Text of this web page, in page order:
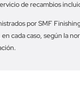
de recambios
por SMF
en cada caso, según la